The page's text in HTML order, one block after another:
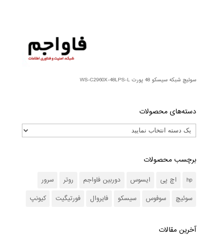
سوئیچ شبکه سیسکو 48 پورت WS-C2960X-48LPS-L
دسته‌های محصولات
برچسب محصولات
hp اچ پی ایسوس دوربین فاواجم روتر
سرور
سوئیچ
سوفوس سیسکو فایروال فورتیگیت کیونپ
آخرین مقالات